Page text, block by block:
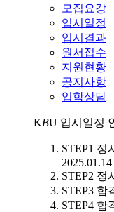
모집요강
입시일정
입시결과
원서접수
지원현황
공지사항
입학상담
KBU 입시일정
STEP1 정
2025.01.14
STEP2 정
STEP3 합
STEP4 합